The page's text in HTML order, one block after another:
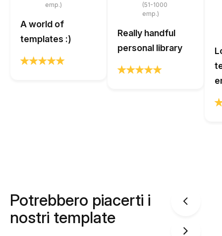
emp.)
A world of
templates :)
(51-1000
emp.)
Really handful
personal library
Potrebbero piacerti i
nostri template